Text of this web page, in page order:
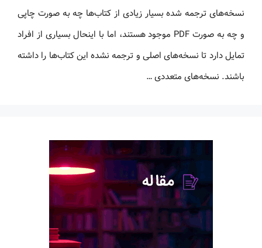
نسخه‌های ترجمه شده بسیار زیادی از کتاب‌ها چه به صورت چاپی
و چه به صورت PDF موجود هستند، اما با اینحال بسیاری از افراد
تمایل دارد تا نسخه‌های اصلی و ترجمه نشده این کتاب‌ها را داشته
باشند. نسخه‌های متعددی …